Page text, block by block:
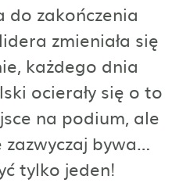
zakończenia
zmieniała się
każdego dnia
ocierały się o to
na podium, ale
bywa…
tylko jeden!